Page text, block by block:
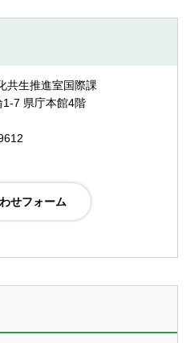
共生推進室国際課
7 県庁本館4階